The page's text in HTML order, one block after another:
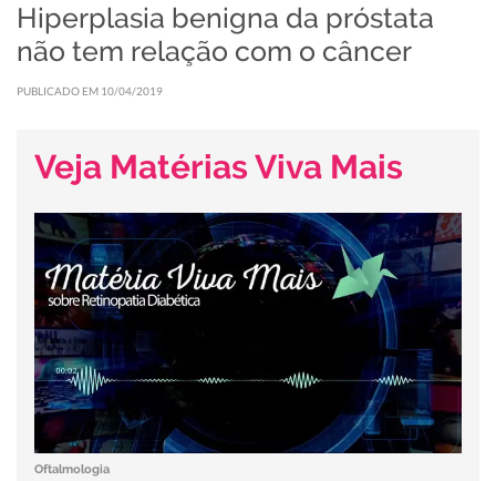
Hiperplasia benigna da próstata
não tem relação com o câncer
PUBLICADO EM 10/04/2019
Veja Matérias Viva Mais
Oftalmologia